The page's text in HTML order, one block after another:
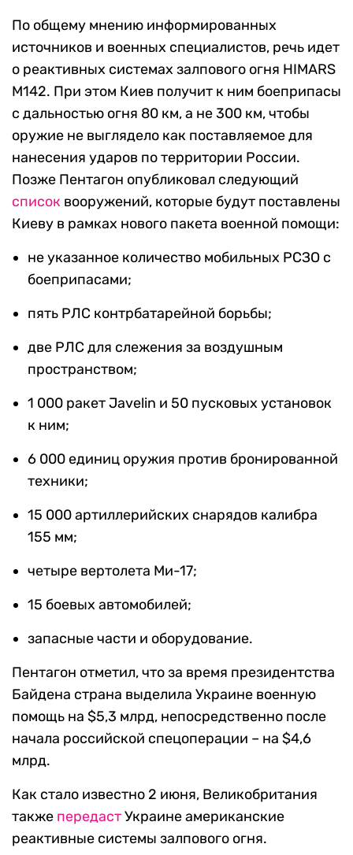
По общему мнению информированных
источников и военных специалистов, речь идет
о реактивных системах залпового огня HIMARS
M142. При этом Киев получит к ним боеприпасы
с дальностью огня 80 км, а не 300 км, чтобы
оружие не выглядело как поставляемое для
нанесения ударов по территории России.
Позже Пентагон опубликовал следующий
список вооружений, которые будут поставлены
Киеву в рамках нового пакета военной помощи:
не указанное количество мобильных РСЗО с
боеприпасами;
пять РЛС контрбатарейной борьбы;
две РЛС для слежения за воздушным
пространством;
1 000 ракет Javelin и 50 пусковых установок
к ним;
6 000 единиц оружия против бронированной
техники;
15 000 артиллерийских снарядов калибра
155 мм;
четыре вертолета Ми-17;
15 боевых автомобилей;
запасные части и оборудование.
Пентагон отметил, что за время президентства
Байдена страна выделила Украине военную
помощь на $5,3 млрд, непосредственно после
начала российской спецоперации – на $4,6
млрд.
Как стало известно 2 июня, Великобритания
также передастУкраине американские
реактивные системы залпового огня.